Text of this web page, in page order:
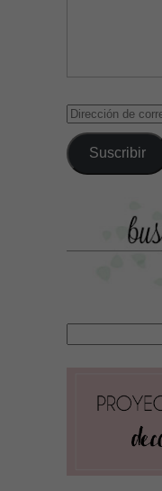
Dirección
correo
electrónico
Suscribir